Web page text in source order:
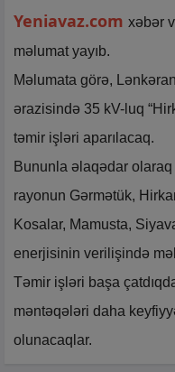
Yeniavaz.com xəbər
məlumat yayıb.
Məlumata görə,
ərazisində 35 kV-luq
təmir işləri aparılacaq.
Bununla əlaqədar
rayonun Gərmətük,
Kosalar, Mamusta,
enerjisinin verilişində
Təmir işləri başa
məntəqələri daha
olunacaqlar.